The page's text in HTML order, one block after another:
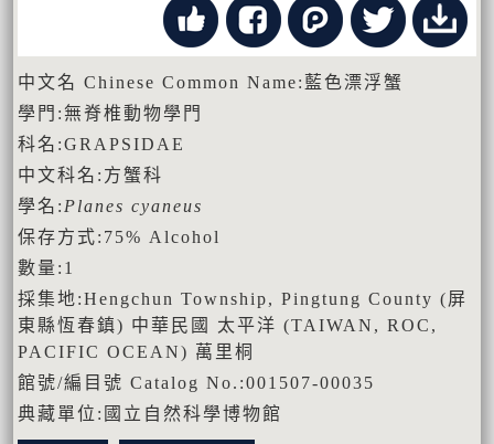
中文名 Chinese Common Name:藍色漂浮蟹
學門:無脊椎動物學門
科名:GRAPSIDAE
中文科名:方蟹科
學名: Planes cyaneus
保存方式:75% Alcohol
數量:1
採集地:Hengchun Township, Pingtung County (屏
東縣恆春鎮) 中華民國 太平洋 (TAIWAN, ROC,
PACIFIC OCEAN) 萬里桐
館號/編目號 Catalog No.:001507-00035
典藏單位:國立自然科學博物館